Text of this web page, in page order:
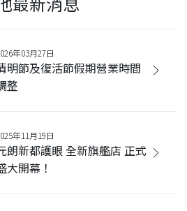
年03月27日
明節及復活節假期營業時間
整
年11月19日
朗新都護眼 全新旗艦店 正式
大開幕！